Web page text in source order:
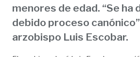
menores de edad. “Se ha
debido proceso
arzobispo Luis Escobar.